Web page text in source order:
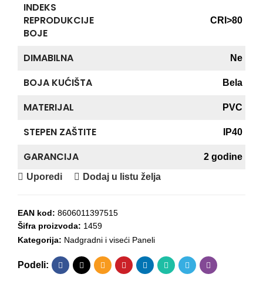
INDEKS
REPRODUKCIJE
BOJE
CRI>80
DIMABILNA Ne
BOJA KUĆIŠTA Bela
MATERIJAL PVC
STEPEN ZAŠTITE IP40
GARANCIJA
2 godine
Uporedi
Dodaj u listu želja
EAN kod: 8606011397515
Šifra proizvoda: 1459
Kategorija: Nadgradni i viseći Paneli
Podeli: